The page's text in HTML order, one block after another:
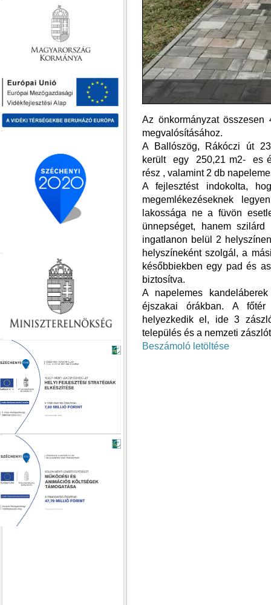
Az önkormányzat
megvalósításához.
A Ballószög, Rákóczi út
került egy 250,21 m2- es
rész , valamint 2 db
A fejlesztést indokolta,
megemlékezéseknek
lakossága ne a füvön
ünnepséget, hanem
ingatlanon belül 2
helyszíneként szolgál, a
későbbiekben egy pad és
biztosítva.
A napelemes
éjszakai órákban. A
helyezkedik el, ide 3
település és a nemzeti
Beszámoló letöltése